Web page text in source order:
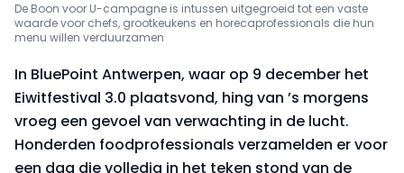
De Boon voor U-campagne is intussen uitgegroeid tot een vaste
waarde voor chefs, grootkeukens en horecaprofessionals die hun
menu willen verduurzamen
In BluePoint Antwerpen, waar op 9 december het
Eiwitfestival 3.0 plaatsvond, hing van ’s morgens
vroeg een gevoel van verwachting in de lucht.
Honderden foodprofessionals verzamelden er voor
een dag die volledig in het teken stond van de